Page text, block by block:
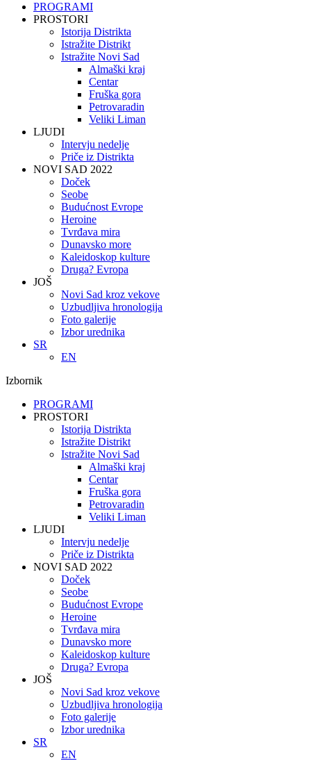
PROGRAMI
PROSTORI
Istorija Distrikta
Istražite Distrikt
Istražite Novi Sad
Almaški kraj
Centar
Fruška gora
Petrovaradin
Veliki Liman
LJUDI
Intervju nedelje
Priče iz Distrikta
NOVI SAD 2022
Doček
Seobe
Budućnost Evrope
Heroine
Tvrđava mira
Dunavsko more
Kaleidoskop kulture
Druga? Evropa
JOŠ
Novi Sad kroz vekove
Uzbudljiva hronologija
Foto galerije
Izbor urednika
SR
EN
Izbornik
PROGRAMI
PROSTORI
Istorija Distrikta
Istražite Distrikt
Istražite Novi Sad
Almaški kraj
Centar
Fruška gora
Petrovaradin
Veliki Liman
LJUDI
Intervju nedelje
Priče iz Distrikta
NOVI SAD 2022
Doček
Seobe
Budućnost Evrope
Heroine
Tvrđava mira
Dunavsko more
Kaleidoskop kulture
Druga? Evropa
JOŠ
Novi Sad kroz vekove
Uzbudljiva hronologija
Foto galerije
Izbor urednika
SR
EN